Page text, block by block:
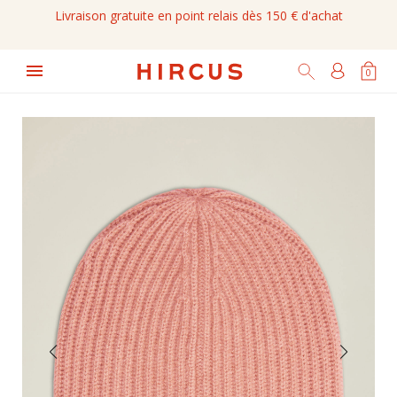
Livraison gratuite en point relais dès 150 € d'achat
0